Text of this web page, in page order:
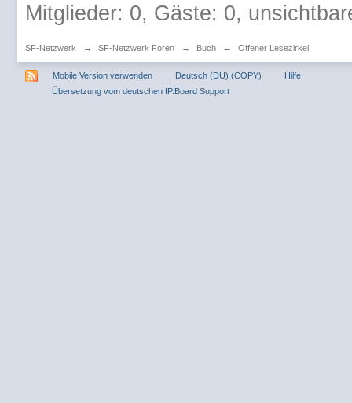
Mitglieder: 0, Gäste: 0,
SF-Netzwerk → SF-Netzwerk Foren → Buch → Offener Lesezirkel
Mobile Version verwenden Deutsch (DU) (COPY)
Hilfe
Übersetzung vom deutschen IP.Board Support